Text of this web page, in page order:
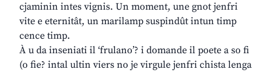
cjaminin intes vignis. Un moment, une gnot jenfri
vite e eternitât, un marilamp suspindût intun timp
cence timp.
À u da inseniati il ‘frulano’? i domande il poete a so fi
(o fie? intal ultin viers no je virgule jenfri chista lenga